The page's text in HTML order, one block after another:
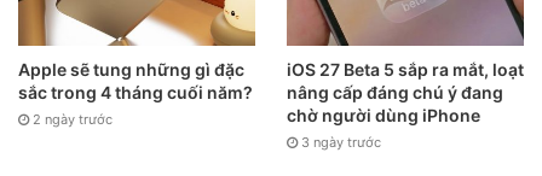
Apple sẽ tung những gì đặc
sắc trong 4 tháng cuối năm?
2 ngày trước
iOS 27 Beta 5 sắp ra mắt, loạt
nâng cấp đáng chú ý đang
chờ người dùng iPhone
3 ngày trước